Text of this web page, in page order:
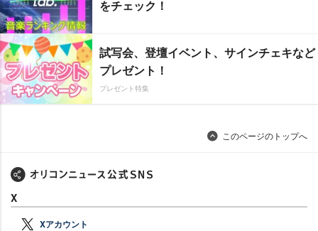
をチェック！
試写会、登壇イベント、サインチェキなど
プレゼント！
プレゼント特集
このページのトップへ
X
Xアカウント